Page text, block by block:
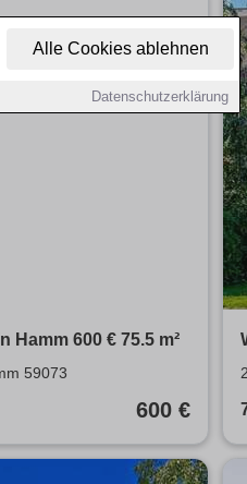
Alle Cookies ablehnen
Datenschutzerklärung
Hamm 600 € 75.5 m²
59073
600 €